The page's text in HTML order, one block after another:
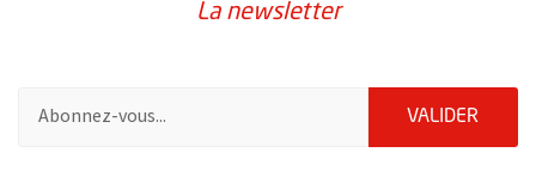
La newsletter
VALIDER